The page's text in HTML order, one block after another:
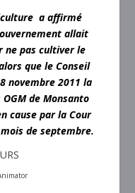
a affirmé
allait
ne pas cultiver le
que le Conseil
novembre 2011 la
de Monsanto
cause par la Cour
de septembre.